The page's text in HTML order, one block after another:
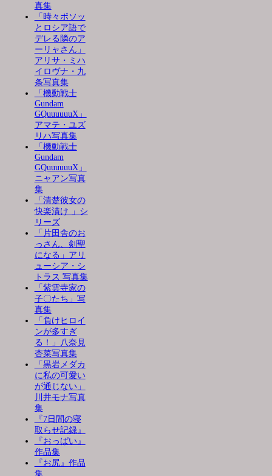
真集
「時々ボソッ
とロシア語で
デレる隣のア
ーリャさん」
アリサ・ミハ
イロヴナ・九
条写真集
「機動戦士
Gundam
GQuuuuuuX」
アマテ・ユズ
リハ写真集
「機動戦士
Gundam
GQuuuuuuX」
ニャアン写真
集
「清楚彼女の
快楽漬け 」シ
リーズ
「片田舎のお
っさん、剣聖
になる」アリ
ューシア・シ
トラス 写真集
「紫雲寺家の
子〇たち」写
真集
「負けヒロイ
ンが多すぎ
る！」八奈見
杏菜写真集
「黒岩メダカ
に私の可愛い
が通じない」
川井モナ写真
集
『7日間の寝
取らせ記録』
『おっぱい』
作品集
『お尻』作品
集